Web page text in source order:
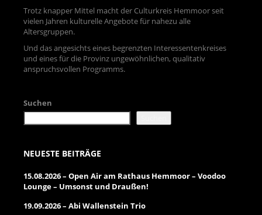
Trotz knapper Mittel macht der Culturkreis Hemmoor seit
vielen Jahren kulturelle Angebote für nahezu alle
Altersgruppen.
Und das angesichts eines begrenzten Interessentenkreises
und eines für die Provinz ungewöhnlichen, qualitativ
anspruchsvollen Programms.
Suchen
NEUESTE BEITRÄGE
15.08.2026 – Open Air am Rathaus Hemmoor – Voodoo
Lounge – Umsonst und Draußen!
19.09.2026 – Abi Wallenstein Trio